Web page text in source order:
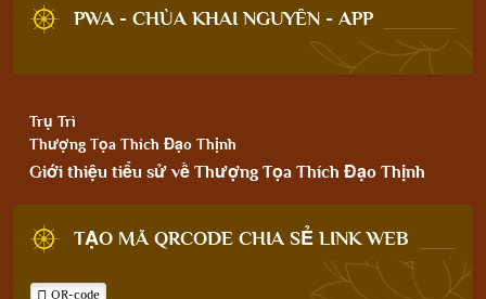
PWA - CHÙA KHAI NGUYÊN - APP
Trụ Trì
Thượng Tọa Thích Đạo Thịnh
Giới thiệu tiểu sử về Thượng Tọa Thích Đạo Thịnh
TẠO MÃ QRCODE CHIA SẺ LINK WEB
QR-code